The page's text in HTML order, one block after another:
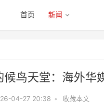
首页 新闻
候鸟天堂：海外
04-27 20:38 • 收藏本文